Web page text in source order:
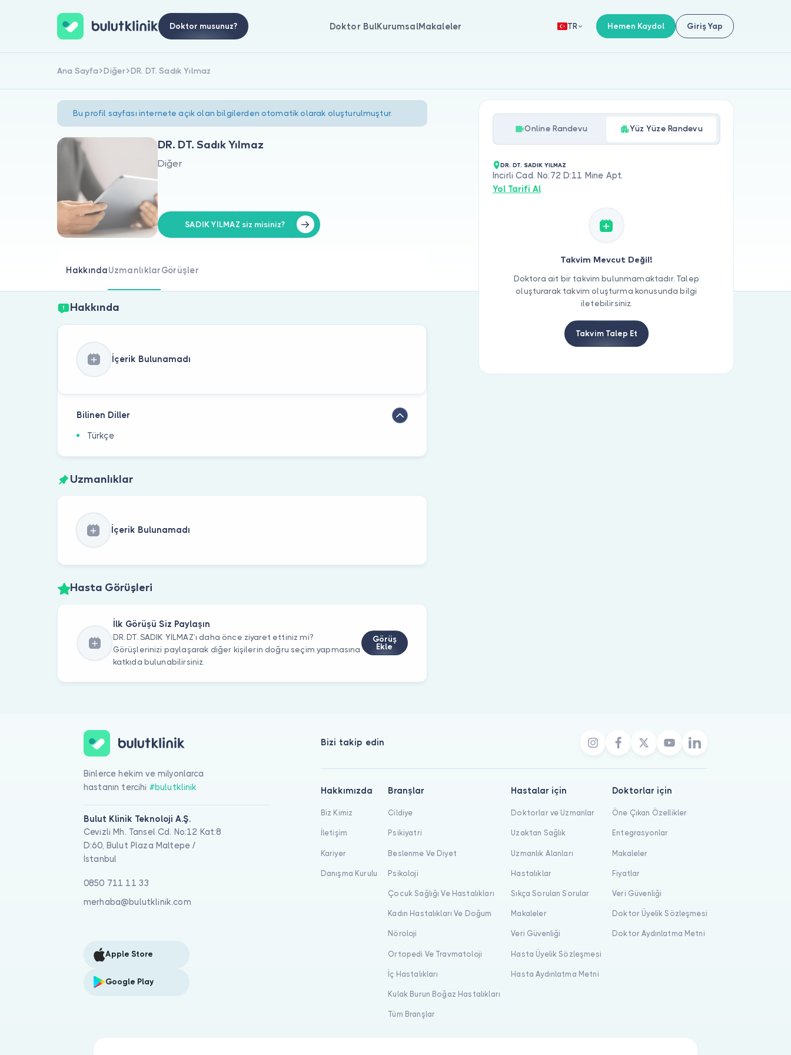
Doktor musunuz? Doktor BulKurumsalMakaleler TR Hemen Kaydol Giriş Yap
Ana Sayfa Diğer DR. DT. Sadık Yılmaz
Bu profil sayfası internete açık olan bilgilerden otomatik olarak oluşturulmuştur.
DR. DT. Sadık Yılmaz
Diğer
SADIK YILMAZ siz misiniz?
HakkındaUzmanlıklarGörüşler
Hakkında
İçerik Bulunamadı
Bilinen Diller
Türkçe
Uzmanlıklar
İçerik Bulunamadı
Hasta Görüşleri
İlk Görüşü Siz Paylaşın
DR. DT. SADIK YILMAZ’ı daha önce ziyaret ettiniz mi?
Görüşlerinizi paylaşarak diğer kişilerin doğru seçim yapmasına
katkıda bulunabilirsiniz.
Görüş
Ekle
Online Randevu Yüz Yüze Randevu
DR. DT. SADIK YILMAZ
Incirli Cad. No:72 D:11 Mine Apt.
Yol Tarifi Al
Takvim Mevcut Değil!
Doktora ait bir takvim bulunmamaktadır. Talep
oluşturarak takvim oluşturma konusunda bilgi
iletebilirsiniz.
Takvim Talep Et
Binlerce hekim ve milyonlarca
hastanın tercihi #bulutklinik
Bulut Klinik Teknoloji A.Ş.
Cevizli Mh. Tansel Cd. No:12 Kat:8
D:60, Bulut Plaza Maltepe /
İstanbul
0850 711 11 33
merhaba@bulutklinik.com
Apple Store
Google Play
Bizi takip edin
Hakkımızda
Biz Kimiz
İletişim
Kariyer
Danışma Kurulu
Branşlar
Cildiye
Psikiyatri
Beslenme Ve Diyet
Psikoloji
Çocuk Sağlığı Ve Hastalıkları
Kadın Hastalıkları Ve Doğum
Nöroloji
Ortopedi Ve Travmatoloji
İç Hastalıkları
Kulak Burun Boğaz Hastalıkları
Tüm Branşlar
Hastalar için
Doktorlar ve Uzmanlar
Uzaktan Sağlık
Uzmanlık Alanları
Hastalıklar
Sıkça Sorulan Sorular
Makaleler
Veri Güvenliği
Hasta Üyelik Sözleşmesi
Hasta Aydınlatma Metni
Doktorlar için
Öne Çıkan Özellikler
Entegrasyonlar
Makaleler
Fiyatlar
Veri Güvenliği
Doktor Üyelik Sözleşmesi
Doktor Aydınlatma Metni